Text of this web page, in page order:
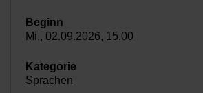
Mi., 02.09.2026, 15.00
Sprachen